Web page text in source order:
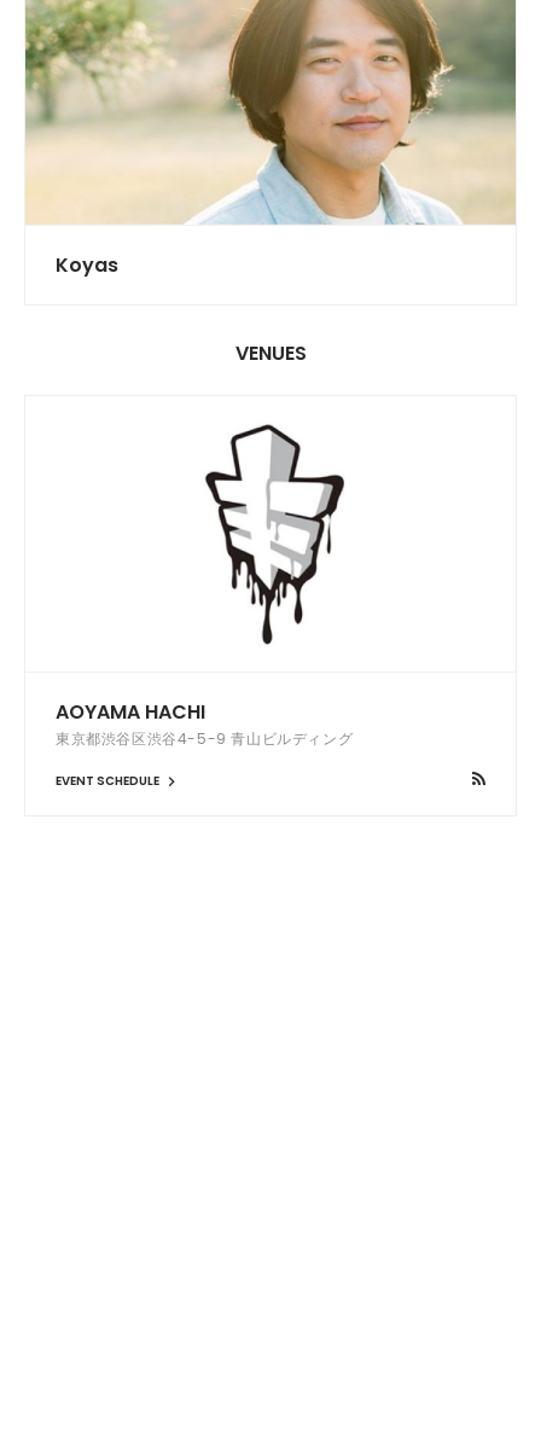
Koyas
VENUES
AOYAMA HACHI
東京都渋谷区渋谷4-5-9 青山ビルディング
EVENT SCHEDULE